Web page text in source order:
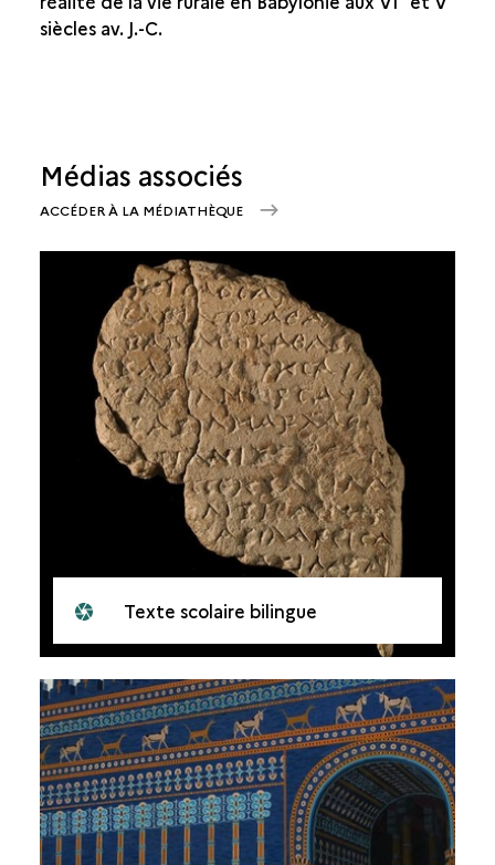
siècles av. J.-C.
Médias associés
ACCÉDER À LA MÉDIATHÈQUE
Texte scolaire bilingue